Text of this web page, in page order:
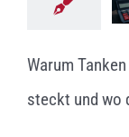
Warum
steckt und wo